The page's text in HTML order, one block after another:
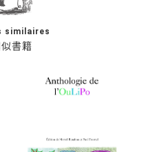
書籍
similaires